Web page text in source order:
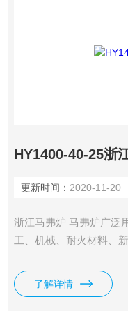
HY1400-40-25浙
更新时间： 2020-11-20
浙江马弗炉 马弗炉广泛
工、机械、耐火材料、
处理、质量检测之用。
或者选择非标定制。
了解详情